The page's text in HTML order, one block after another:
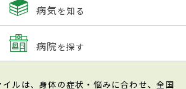
病気を知る
病院を探す
イルは、身体の症状・悩みに合わせ、全国